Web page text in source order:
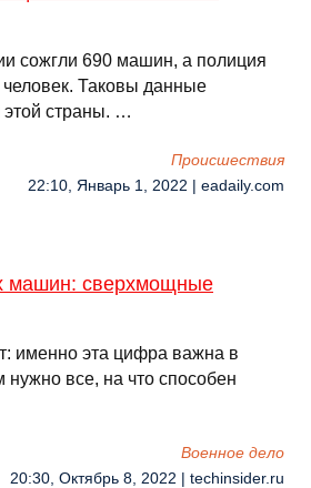
сожгли 690 машин, а полиция
Таковы данные
этой страны. …
Происшествия
22:10, Январь 1, 2022 | eadaily.com
машин: сверхмощные
именно эта цифра важна в
нужно все, на что способен
Военное дело
20:30, Октябрь 8, 2022 | techinsider.ru